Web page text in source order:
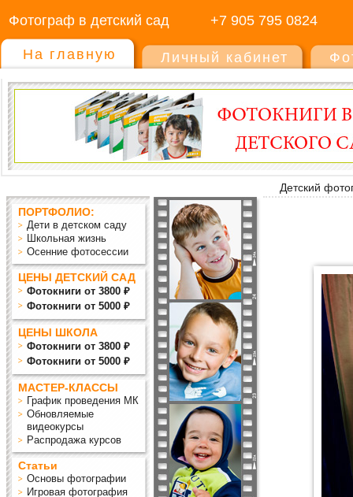
Фотограф в детский сад +7 905 795 0824
На главную Личный кабинет
Детский
ПОРТФОЛИО:
Дети в детском саду
Школьная жизнь
Осенние фотосессии
ЦЕНЫ ДЕТСКИЙ САД
Фотокниги от 3800 ₽
Фотокниги от 5000 ₽
ЦЕНЫ ШКОЛА
Фотокниги от 3800 ₽
Фотокниги от 5000 ₽
МАСТЕР-КЛАССЫ
График проведения МК
Обновляемые
видеокурсы
Распродажа курсов
Статьи
Основы фотографии
Игровая фотография